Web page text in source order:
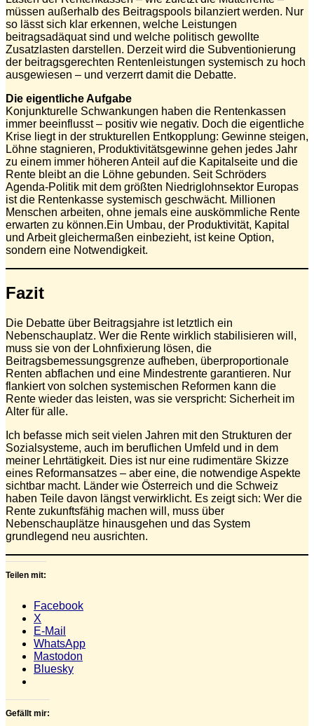
müssen außerhalb des Beitragspools bilanziert werden. Nur
so lässt sich klar erkennen, welche Leistungen
beitragsadäquat sind und welche politisch gewollte
Zusatzlasten darstellen. Derzeit wird die Subventionierung
der beitragsgerechten Rentenleistungen systemisch zu hoch
ausgewiesen – und verzerrt damit die Debatte.
Die eigentliche Aufgabe
Konjunkturelle Schwankungen haben die Rentenkassen
immer beeinflusst – positiv wie negativ. Doch die eigentliche
Krise liegt in der strukturellen Entkopplung: Gewinne steigen,
Löhne stagnieren, Produktivitätsgewinne gehen jedes Jahr
zu einem immer höheren Anteil auf die Kapitalseite und die
Rente bleibt an die Löhne gebunden. Seit Schröders
Agenda‑Politik mit dem größten Niedriglohnsektor Europas
ist die Rentenkasse systemisch geschwächt. Millionen
Menschen arbeiten, ohne jemals eine auskömmliche Rente
erwarten zu können.Ein Umbau, der Produktivität, Kapital
und Arbeit gleichermaßen einbezieht, ist keine Option,
sondern eine Notwendigkeit.
Fazit
Die Debatte über Beitragsjahre ist letztlich ein
Nebenschauplatz. Wer die Rente wirklich stabilisieren will,
muss sie von der Lohnfixierung lösen, die
Beitragsbemessungsgrenze aufheben, überproportionale
Renten abflachen und eine Mindestrente garantieren. Nur
flankiert von solchen systemischen Reformen kann die
Rente wieder das leisten, was sie verspricht: Sicherheit im
Alter für alle.
Ich befasse mich seit vielen Jahren mit den Strukturen der
Sozialsysteme, auch im beruflichen Umfeld und in dem
meiner Lehrtätigkeit. Dies ist nur eine rudimentäre Skizze
eines Reformansatzes – aber eine, die notwendige Aspekte
sichtbar macht. Länder wie Österreich und die Schweiz
haben Teile davon längst verwirklicht. Es zeigt sich: Wer die
Rente zukunftsfähig machen will, muss über
Nebenschauplätze hinausgehen und das System
grundlegend neu ausrichten.
Teilen mit:
Facebook
X
E-Mail
WhatsApp
Mastodon
Bluesky
Gefällt mir: